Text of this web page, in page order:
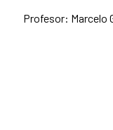
Profesor: Marcelo